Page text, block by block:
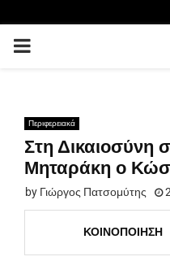
PRIMARY
Περιφερειακά
Στη Δικαιοσύνη
Μηταράκη ο
by Γιώργος Πατσομύτης
ΚΟΙΝΟΠΟΊΗΣΗ